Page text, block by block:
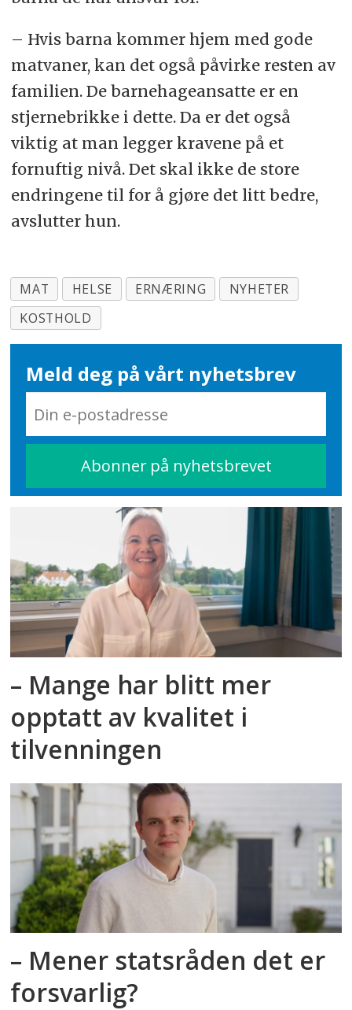
– Hvis barna kommer hjem med gode
matvaner, kan det også påvirke resten av
familien. De barnehageansatte er en
stjernebrikke i dette. Da er det også
viktig at man legger kravene på et
fornuftig nivå. Det skal ikke de store
endringene til for å gjøre det litt bedre,
avslutter hun.
MAT HELSE ERNÆRING
NYHETER
KOSTHOLD
Meld deg på vårt nyhetsbrev
– Mange har blitt mer
opptatt av kvalitet i
tilvenningen
– Mener statsråden det er
forsvarlig?